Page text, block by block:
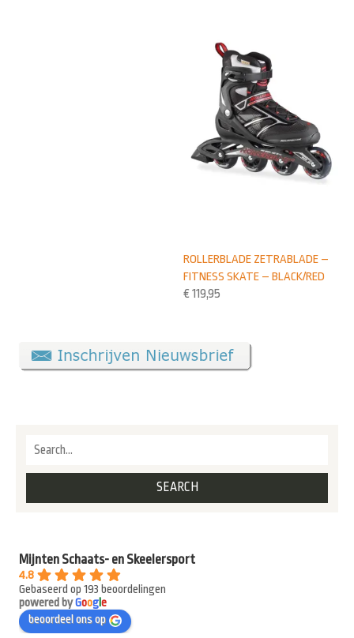
ROLLERBLADE ZETRABLADE –
FITNESS SKATE – BLACK/RED
€ 119,95
Mijnten Schaats- en Skeelersport
4.8
Gebaseerd op 193 beoordelingen
powered byGoogle
beoordeel ons op